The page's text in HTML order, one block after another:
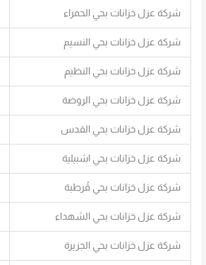
شركة عزل خزانات بحي الحمراء
شركة عزل خزانات بحي النسيم
شركة عزل خزانات بحي النظيم
شركة عزل خزانات بحي الروضة
شركة عزل خزانات بحي القدس
شركة عزل خزانات بحي اشبيلية
شركة عزل خزانات بحي قُرطبة
شركة عزل خزانات بحي الشهداء
شركة عزل خزانات بحي الجزيرة